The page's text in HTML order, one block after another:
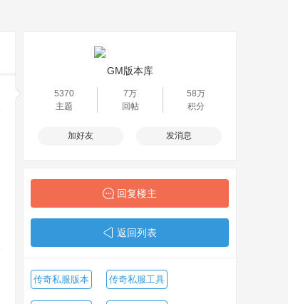
GM版本库
5370
主题
7万
回帖
58万
积分
加好友 发消息
回复楼主
返回列表
传奇私服版本 传奇私服工具